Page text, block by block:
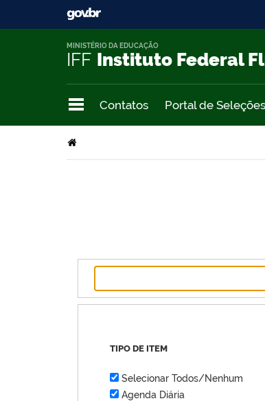
IFF Instituto Federal
MINISTÉRIO DA EDUCAÇÃO
Contatos Portal de Seleções
TIPO DE ITEM
Selecionar Todos/Nenhum
Agenda Diária